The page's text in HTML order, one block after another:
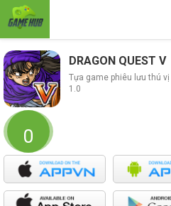
DRAGON QUEST V
Tựa game phiêu lưu thú vị
1.0
0